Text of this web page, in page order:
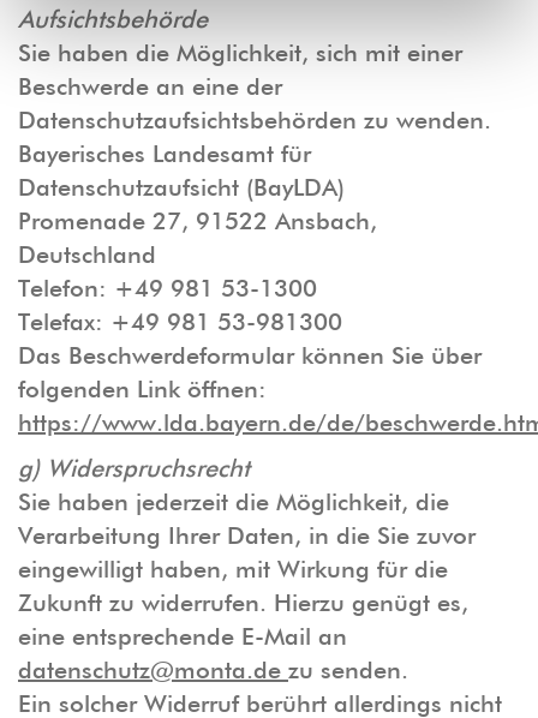
Aufsichtsbehörde
Sie haben die Möglichkeit, sich mit einer
Beschwerde an eine der
Datenschutzaufsichtsbehörden zu wenden.
Bayerisches Landesamt für
Datenschutzaufsicht (BayLDA)
Promenade 27, 91522 Ansbach,
Deutschland
Telefon: +49 981 53-1300
Telefax: +49 981 53-981300
Das Beschwerdeformular können Sie über
folgenden Link öffnen:
https://www.lda.bayern.de/de/
g) Widerspruchsrecht
Sie haben jederzeit die Möglichkeit, die
Verarbeitung Ihrer Daten, in die Sie zuvor
eingewilligt haben, mit Wirkung für die
Zukunft zu widerrufen. Hierzu genügt es,
eine entsprechende E-Mail an
datenschutz@monta.de zu senden.
Ein solcher Widerruf berührt allerdings nicht